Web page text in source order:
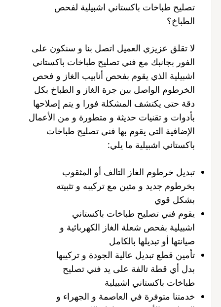
تصليح طباخات باكستاني اشبيلية لفحص
الطباخ؟
لا تقلق عزيزي العميل اتصل بنا و سنكون على
الفور بجانبك مع فني تصليح طباخات باكستاني
اشبيلية الذي يقوم بفحص أنابيب الغاز و فحص
الخرطوم الواصل بين جرة الغاز و الطباخ بكل
دقة حتى يكتشف المشكلة فورا و يتم إصلاحها
بأدوات و تقنيات حديثة و متطورة و من الأعمال
الإضافية التي يقوم بها فني تصليح طباخات
باكستاني اشبيلية ما يلي:
تبديل خرطوم الغاز التالف أو المثقوب
بخرطوم جديد و متين مع تركيبه و تثبيته
بشكل قوي
يقوم فني تصليح طباخات باكستاني
اشبيلية بفحص شعلة الغاز الكهربائية و
صيانتها أو تبديلها بالكامل
تأمين قطع تبديل عالية الجودة و تركيبها
بدل أي قطة تالفة على يد فني تصليح
طباخات باكستاني اشبيلية
خدمتنا متوفرة في العاصمة و الجهراء و